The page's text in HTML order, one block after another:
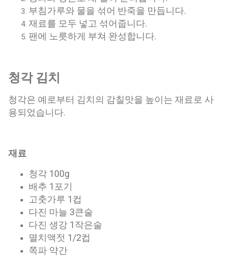
부침가루와 물을 섞어 반죽을 만듭니다.
재료를 모두 넣고 섞어줍니다.
팬에 노릇하게 부쳐 완성합니다.
청각 김치
청각은 예로부터 김치의 감칠맛을 높이는 재료로 사
용되었습니다.
재료
청각 100g
배추 1포기
고춧가루 1컵
다진 마늘 3큰술
다진 생강 1작은술
멸치액젓 1/2컵
쪽파 약간